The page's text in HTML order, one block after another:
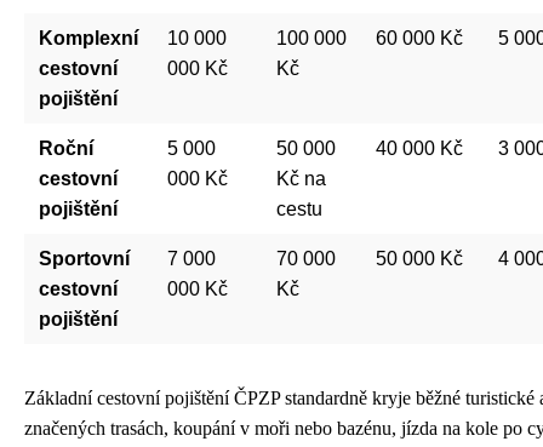
Komplexní
cestovní
pojištění
10 000
000 Kč
100 000
Kč
60 000 Kč 5
Roční
cestovní
pojištění
5 000
000 Kč
50 000
Kč na
cestu
40 000 Kč 3
Sportovní
cestovní
pojištění
7 000
000 Kč
70 000
Kč
50 000 Kč 4
Základní cestovní pojištění ČPZP standardně kryje běžné
značených trasách, koupání v moři nebo bazénu, jízda na kole po